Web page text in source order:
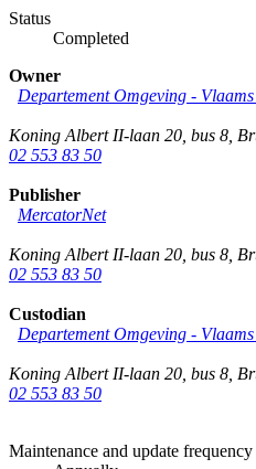
Status
Completed
Owner
Departement Omgeving -
Koning Albert II-laan 20, bus 8
02 553 83 50
Publisher
MercatorNet
Koning Albert II-laan 20, bus 8
02 553 83 50
Custodian
Departement Omgeving -
Koning Albert II-laan 20, bus 8
02 553 83 50
Maintenance and update frequency